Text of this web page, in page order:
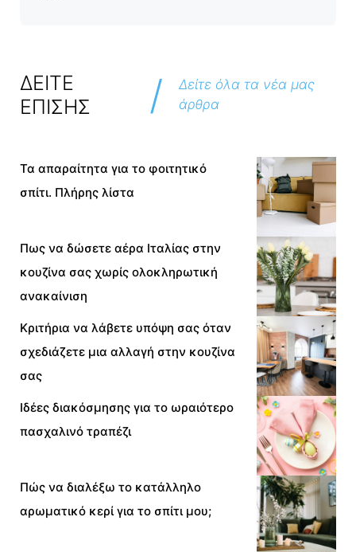
ΔΕΙΤΕ
ΕΠΙΣΗΣ
/
Δείτε όλα τα νέα μας
άρθρα
Τα απαραίτητα για το φοιτητικό
σπίτι. Πλήρης λίστα
Πως να δώσετε αέρα Ιταλίας στην
κουζίνα σας χωρίς ολοκληρωτική
ανακαίνιση
Κριτήρια να λάβετε υπόψη σας όταν
σχεδιάζετε μια αλλαγή στην κουζίνα
σας
Ιδέες διακόσμησης για το ωραιότερο
πασχαλινό τραπέζι
Πώς να διαλέξω το κατάλληλο
αρωματικό κερί για το σπίτι μου;